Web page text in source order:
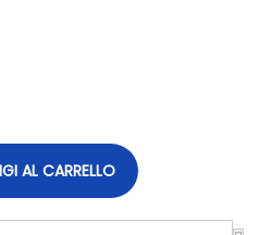
AL CARRELLO